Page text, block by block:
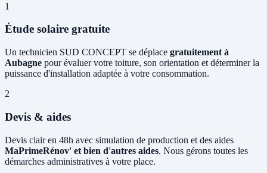
1
Étude solaire gratuite
Un technicien SUD CONCEPT se déplace gratuitement à
Aubagne pour évaluer votre toiture, son orientation et déterminer la
puissance d'installation adaptée à votre consommation.
2
Devis & aides
Devis clair en 48h avec simulation de production et des aides
MaPrimeRénov' et bien d'autres aides. Nous gérons toutes les
démarches administratives à votre place.